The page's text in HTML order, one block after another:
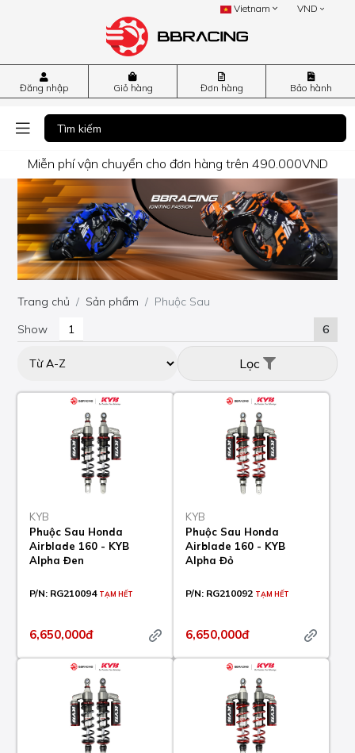
Vietnam VND
Đăng nhập Giỏ hàng Đơn hàng Bảo hành
Miễn phí vận chuyển cho đơn hàng trên 490.000VND
Trang chủ Sản phẩm
Phuộc Sau
Show
6
Lọc
KYB
Phuộc Sau Honda
Airblade 160 - KYB
Alpha Đen
P/N: RG210094 TẠM HẾT
6,650,000đ
KYB
Phuộc Sau Honda
Airblade 160 - KYB
Alpha Đỏ
P/N: RG210092 TẠM HẾT
6,650,000đ